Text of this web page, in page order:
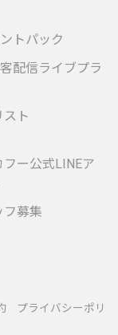
トパック
配信ライブプラ
スト
フー公式LINEア
フ募集
プライバシーポリ